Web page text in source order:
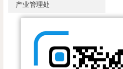
产业管理处